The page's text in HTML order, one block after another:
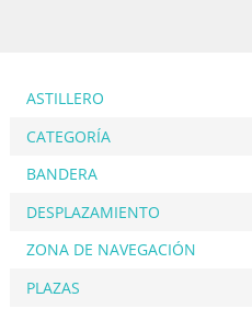
ASTILLERO
CATEGORÍA
BANDERA
DESPLAZAMIENTO
ZONA DE NAVEGACIÓN
PLAZAS